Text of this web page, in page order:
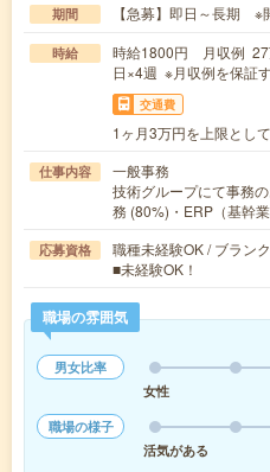
期間 【急募】即日～長期 ※
時給
時給1800円 月収例 27
日×4週 ※月収例を保証
交通費
1ヶ月3万円を上限とし
仕事内容
一般事務
技術グループにて事務
務 (80%)・ERP（基幹
応募資格
職種未経験OK / ブラン
■未経験OK！
職場の雰囲気
男女比率
女性
職場の様子
活気がある